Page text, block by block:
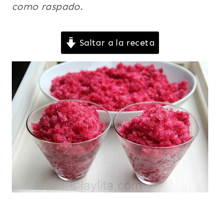
como raspado.
Saltar a la receta